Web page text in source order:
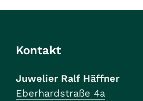
Kontakt
Juwelier Ralf Häffner
Eberhardstraße 4a